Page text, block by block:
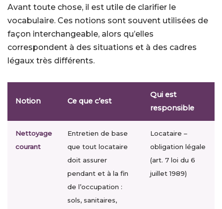
Avant toute chose, il est utile de clarifier le
vocabulaire. Ces notions sont souvent utilisées de
façon interchangeable, alors qu’elles
correspondent à des situations et à des cadres
légaux très différents.
Notion Ce que c’est
Qui est
responsible
Nettoyage
courant
Entretien de base
que tout locataire
doit assurer
pendant et à la fin
de l’occupation :
sols, sanitaires,
Locataire –
obligation légale
(art. 7 loi du 6
juillet 1989)